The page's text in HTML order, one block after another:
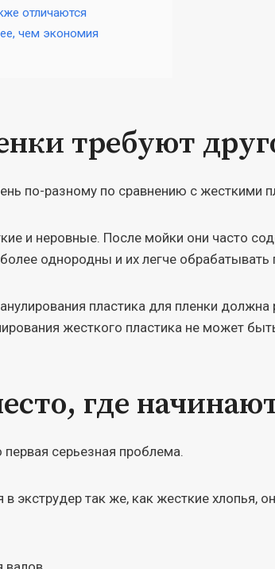
отличаются
чем экономия
требуют
по-разному по сравнению с жесткими
и неровные. После мойки они часто
однородны и их легче обрабатывать
пластика для пленки
жесткого пластика не может
где
серьезная проблема.
экструдер так же, как жесткие хлопья,